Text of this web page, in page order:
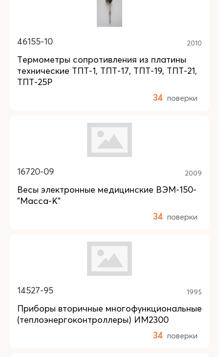
46155-10 2010
Термометры сопротивления из платины
технические ТПТ-1, ТПТ-17, ТПТ-19, ТПТ-21,
ТПТ-25Р
34 поверки
16720-09 2009
Весы электронные медицинские ВЭМ-150-
"Масса-К"
34 поверки
14527-95 1995
Приборы вторичные многофункциональные
(теплоэнергоконтроллеры) ИМ2300
34 поверки